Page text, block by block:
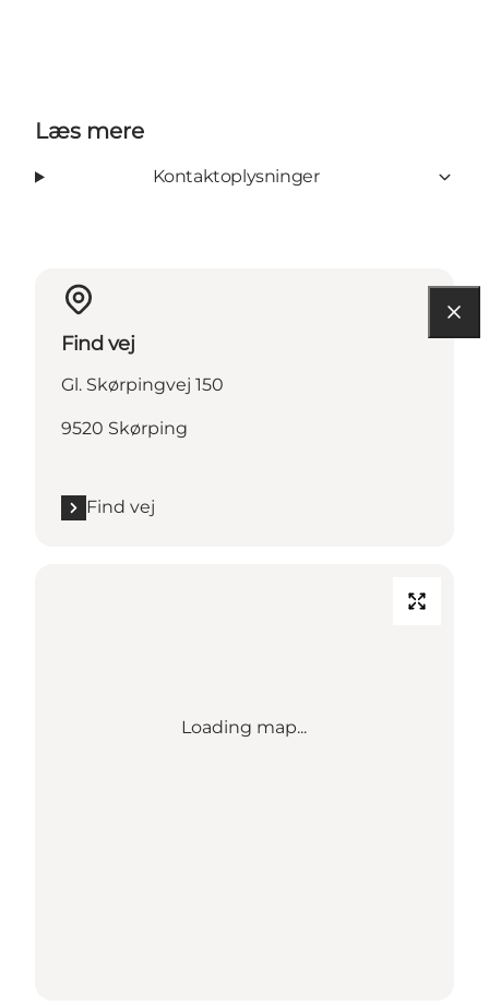
Læs mere
Kontaktoplysninger
Find vej
Gl. Skørpingvej 150
9520 Skørping
Find vej
Loading map...